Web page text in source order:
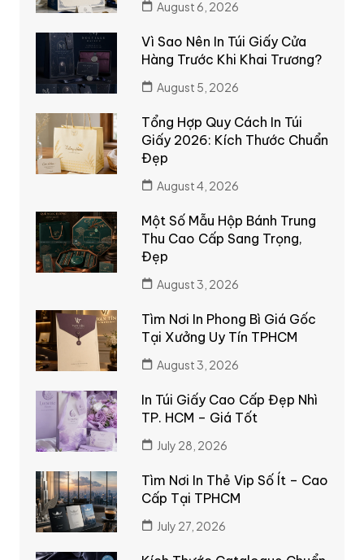
August 6, 2026
Vì Sao Nên In Túi Giấy Cửa
Hàng Trước Khi Khai Trương?
August 5, 2026
Tổng Hợp Quy Cách In Túi
Giấy 2026: Kích Thước Chuẩn
Đẹp
August 4, 2026
Một Số Mẫu Hộp Bánh Trung
Thu Cao Cấp Sang Trọng,
Đẹp
August 3, 2026
Tìm Nơi In Phong Bì Giá Gốc
Tại Xưởng Uy Tín TPHCM
August 3, 2026
In Túi Giấy Cao Cấp Đẹp Nhì
TP. HCM – Giá Tốt
July 28, 2026
Tìm Nơi In Thẻ Vip Số Ít – Cao
Cấp Tại TPHCM
July 27, 2026